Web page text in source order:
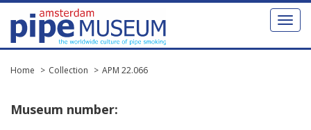
Toggle
Home Collection APM 22.066
Museum number: